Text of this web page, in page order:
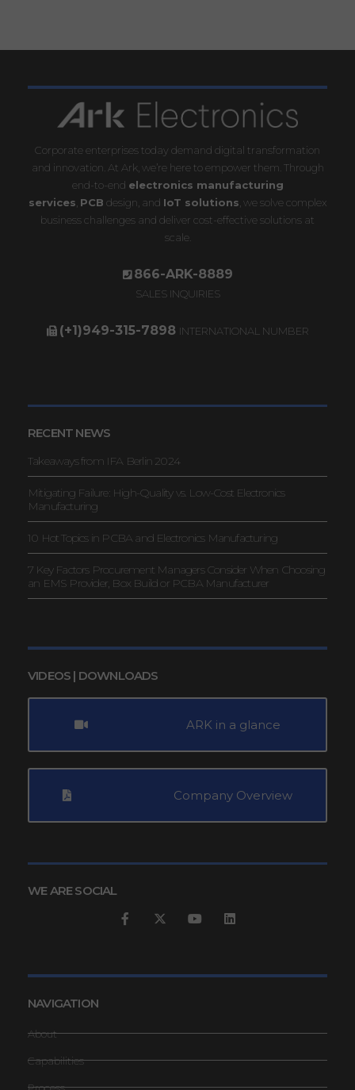
Corporate enterprises today demand digital transformation
and innovation. At Ark, we’re here to empower them. Through
end-to-end electronics manufacturing
services PCB design, and IoT solutions , we solve complex
business challenges and deliver cost-effective solutions at
scale.
866-ARK-8889
SALES INQUIRIES
(+1)949-315-7898 INTERNATIONAL NUMBER
RECENT NEWS
Takeaways from IFA Berlin 2024
Mitigating Failure: High-Quality vs. Low-Cost Electronics
Manufacturing
10 Hot Topics in PCBA and Electronics Manufacturing
7 Key Factors Procurement Managers Consider When Choosing
an EMS Provider, Box Build or PCBA Manufacturer
VIDEOS | DOWNLOADS
ARK in a glance
Company Overview
WE ARE SOCIAL
NAVIGATION
About
Capabilities
Process